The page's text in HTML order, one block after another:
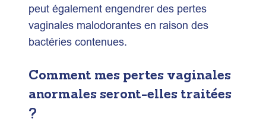
peut également engendrer des pertes
vaginales malodorantes en raison des
bactéries contenues.
Comment mes pertes vaginales
anormales seront-elles traitées
?